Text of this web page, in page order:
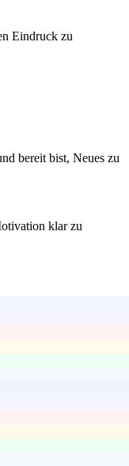
Eindruck zu
bereit bist, Neues zu
klar zu